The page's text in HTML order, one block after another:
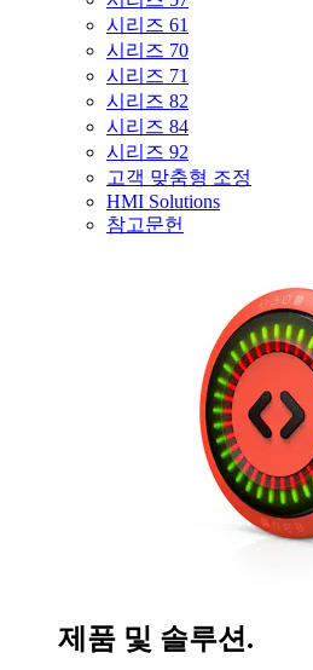
시리즈 61
시리즈 70
시리즈 71
시리즈 82
시리즈 84
시리즈 92
고객 맞춤형 조정
HMI Solutions
참고문헌
제품 및 솔루션.